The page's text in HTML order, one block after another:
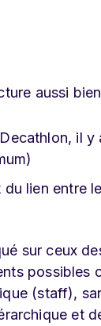
aussi
il y
lien entre
sur ceux
possibles
(staff),
et